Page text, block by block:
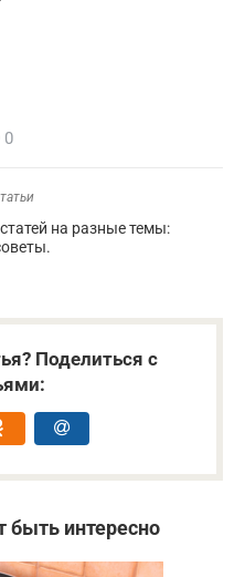
0
на разные темы:
Поделиться с
интересно